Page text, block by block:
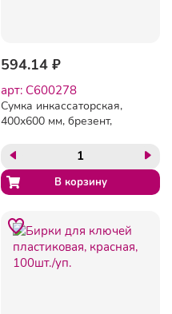
594.14 ₽
арт: C600278
Сумка инкассаторская,
400х600 мм, брезент,